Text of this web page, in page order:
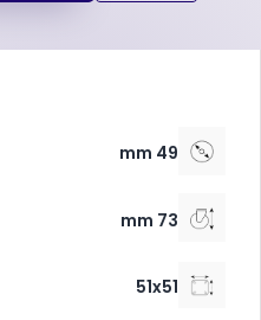
49 mm
73 mm
51x51